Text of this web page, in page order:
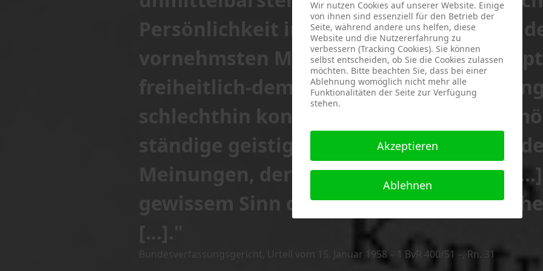
Persönlichkeit in der Gesellschaft eines
vornehmsten Menschenrechte
freiheitlich-demokratische
schlechthin konstituierend, denn es
ständige geistige Auseinandersetzung,
Meinungen, der ihr Lebenselement ist
gewissem Sinn die Grundlage jeder
Bundesverfassungsgericht, Urteil vom 15. Januar 1958 – 1 BvR 400/51 –, Rn. 31
Wir nutzen Cookies auf unserer Website. Einige
von ihnen sind essenziell für den Betrieb der
Seite, während andere uns helfen, diese
Website und die Nutzererfahrung zu
verbessern (Tracking Cookies). Sie können
selbst entscheiden, ob Sie die Cookies zulassen
möchten. Bitte beachten Sie, dass bei einer
Ablehnung womöglich nicht mehr alle
Funktionalitäten der Seite zur Verfügung
stehen.
Akzeptieren
Ablehnen